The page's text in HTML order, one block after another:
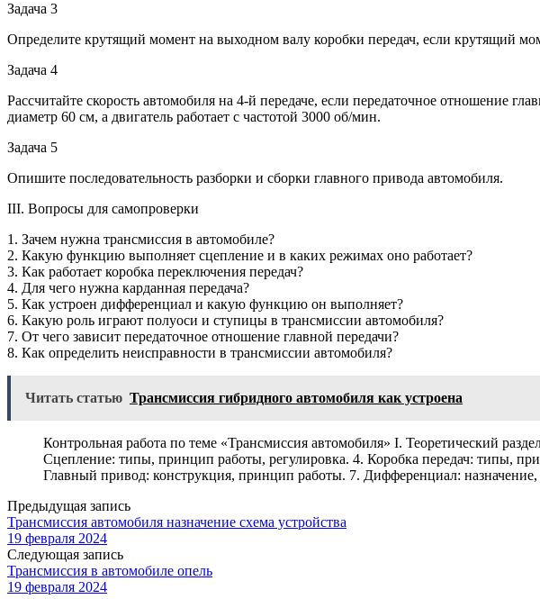
Задача 3
Определите крутящий момент на выходном валу коробки передач, если крутящий
Задача 4
Рассчитайте скорость автомобиля на 4-й передаче, если передаточное отношение
диаметр 60 см, а двигатель работает с частотой 3000 об/мин.
Задача 5
Опишите последовательность разборки и сборки главного привода автомобиля.
III. Вопросы для самопроверки
1. Зачем нужна трансмиссия в автомобиле?
2. Какую функцию выполняет сцепление и в каких режимах оно работает?
3. Как работает коробка переключения передач?
4. Для чего нужна карданная передача?
5. Как устроен дифференциал и какую функцию он выполняет?
6. Какую роль играют полуоси и ступицы в трансмиссии автомобиля?
7. От чего зависит передаточное отношение главной передачи?
8. Как определить неисправности в трансмиссии автомобиля?
Читать статью Трансмиссия гибридного автомобиля как устроена
Контрольная работа по теме «Трансмиссия автомобиля» I. Теоретический
Сцепление: типы, принцип работы, регулировка. 4. Коробка передач: типы,
Главный привод: конструкция, принцип работы. 7. Дифференциал:
Предыдущая запись
Трансмиссия автомобиля назначение схема устройства
19 февраля 2024
Следующая запись
Трансмиссия в автомобиле опель
19 февраля 2024